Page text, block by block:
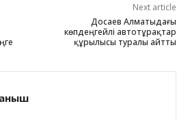
Next article
Досаев Алматыдағы
көпдеңгейлі автотұрақтар
құрылысы туралы айтты